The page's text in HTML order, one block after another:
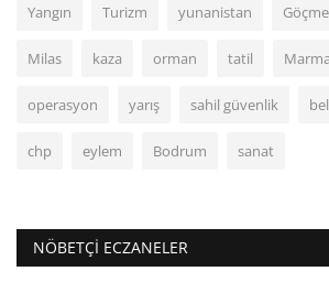
Yangın Turizm yunanistan
Milas kaza orman tatil
operasyon yarış sahil güvenlik
chp eylem Bodrum sanat
NÖBETÇI ECZANELER